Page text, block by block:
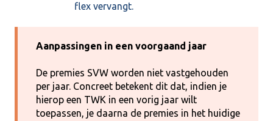
flex vervangt.
Aanpassingen in een voorgaand jaar
De premies SVW worden niet vastgehouden
per jaar. Concreet betekent dit dat, indien je
hierop een TWK in een vorig jaar wilt
toepassen, je daarna de premies in het huidige